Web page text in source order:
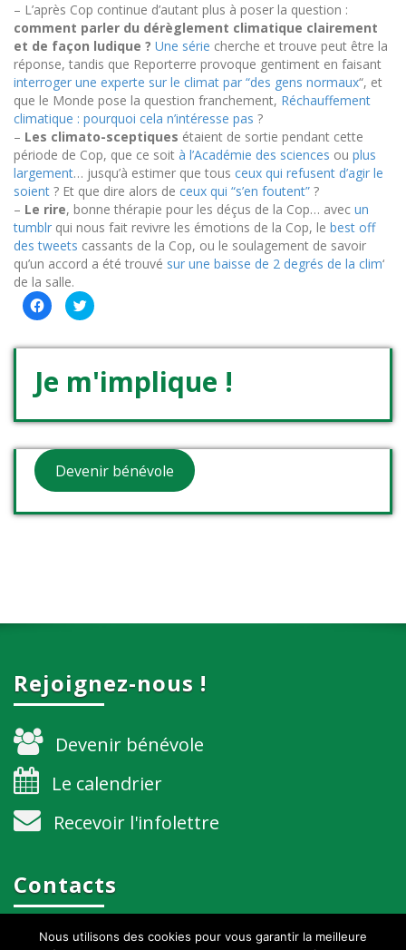
– L’après Cop continue d’autant plus à poser la question :
comment parler du dérèglement climatique clairement
et de façon ludique ? Une série cherche et trouve peut être la
réponse, tandis que Reporterre provoque gentiment en faisant
interroger une experte sur le climat par “des gens normaux“, et
que le Monde pose la question franchement, Réchauffement
climatique : pourquoi cela n’intéresse pas ?
– Les climato-sceptiques étaient de sortie pendant cette
période de Cop, que ce soit à l’Académie des sciences ou plus
largement… jusqu’à estimer que tous ceux qui refusent d’agir le
soient ? Et que dire alors de ceux qui “s’en foutent” ?
– Le rire, bonne thérapie pour les déçus de la Cop… avec un
tumblr qui nous fait revivre les émotions de la Cop, le best off
des tweets cassants de la Cop, ou le soulagement de savoir
qu’un accord a été trouvé sur une baisse de 2 degrés de la clim‘
de la salle.
Cliquez
pour
partager
Facebook(ouvre
nouvelle
fenêtre)
Cliquez
pour
Twitter(ouvre
une
nouvelle
fenêtre)
Je m'implique !
Devenir bénévole
Rejoignez-nous !
Devenir bénévole
Le calendrier
Recevoir l'infolettre
Contacts
grenoble@alternatiba.eu
Nous utilisons des cookies pour vous garantir la meilleure